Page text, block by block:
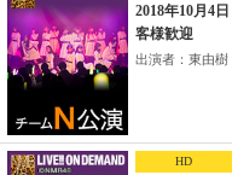
2018年10月4
客様歓迎
出演者：東由樹
HD